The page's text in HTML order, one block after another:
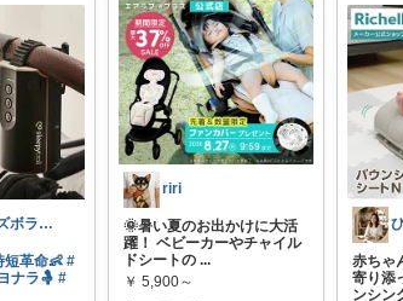
ゆうママ|ズボラ主婦|☺️
短革命👶 #
ナラ🤱 #
riri
🌞暑い夏のお出かけに大活
躍！ ベビーカーやチャイル
ドシートの ...
￥ 5,900～
赤ちゃ
寄り添
ンシン